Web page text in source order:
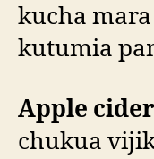
kucha
kutumia
Apple
chukua